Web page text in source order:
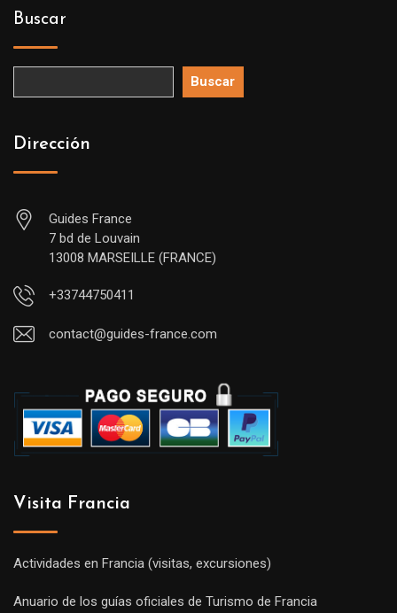
Buscar
Buscar
Dirección
Guides France
7 bd de Louvain
13008 MARSEILLE (FRANCE)
+33744750411
contact@guides-france.com
Visita Francia
Actividades en Francia (visitas, excursiones)
Anuario de los guías oficiales de Turismo de Francia